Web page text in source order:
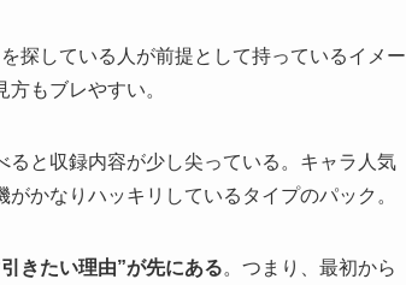
を探している人が前提として持っているイメー
もブレやすい。
ると収録内容が少し尖っている。キャラ人気
かなりハッキリしているタイプのパック。
引きたい理由”が先にある。つまり、最初から